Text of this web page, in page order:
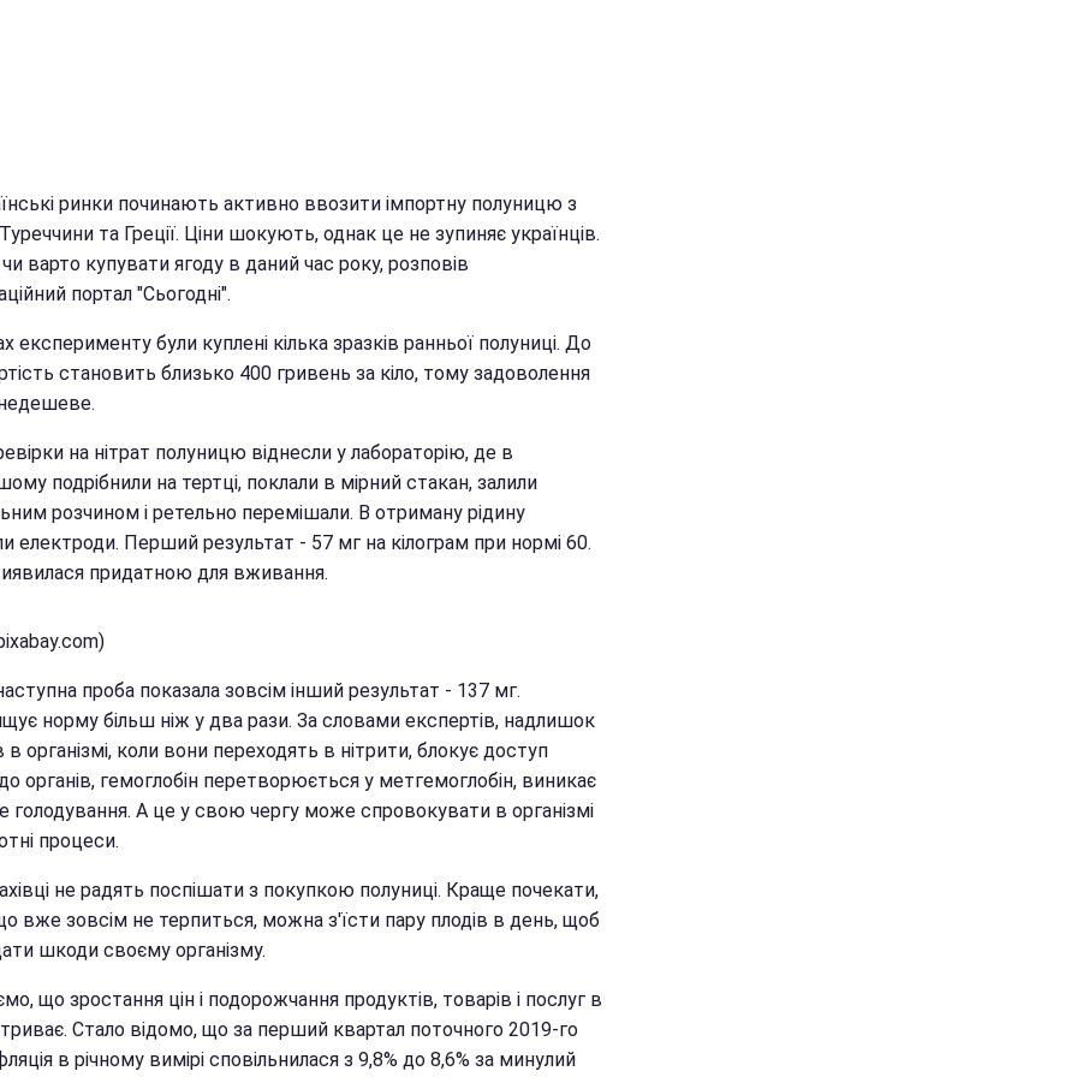
ринки починають активно ввозити імпортну полуницю з
Туреччини та Греції. Ціни шокують, однак це не зупиняє українців.
варто купувати ягоду в даний час року, розповів
портал "Сьогодні".
експерименту були куплені кілька зразків ранньої полуниці. До
становить близько 400 гривень за кіло, тому задоволення
на нітрат полуницю віднесли у лабораторію, де в
подрібнили на тертці, поклали в мірний стакан, залили
розчином і ретельно перемішали. В отриману рідину
електроди. Перший результат - 57 мг на кілограм при нормі 60.
придатною для вживання.
проба показала зовсім інший результат - 137 мг.
норму більш ніж у два рази. За словами експертів, надлишок
в організмі, коли вони переходять в нітрити, блокує доступ
органів, гемоглобін перетворюється у метгемоглобін, виникає
голодування. А це у свою чергу може спровокувати в організмі
процеси.
не радять поспішати з покупкою полуниці. Краще почекати,
вже зовсім не терпиться, можна з'їсти пару плодів в день, щоб
шкоди своєму організму.
що зростання цін і подорожчання продуктів, товарів і послуг в
триває. Стало відомо, що за перший квартал поточного 2019-го
в річному вимірі сповільнилася з 9,8% до 8,6% за минулий